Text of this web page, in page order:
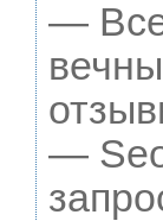
— Все
—